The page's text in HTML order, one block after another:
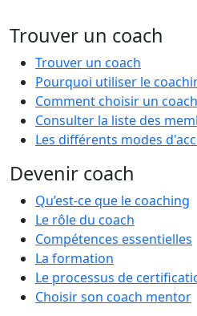
Trouver un coach
Trouver un coach
Pourquoi utiliser le
Comment choisir un coach
Consulter la liste des
Les différents modes
Devenir coach
Qu’est-ce que le coaching
Le rôle du coach
Compétences essentielles
La formation
Le processus de
Choisir son coach mentor